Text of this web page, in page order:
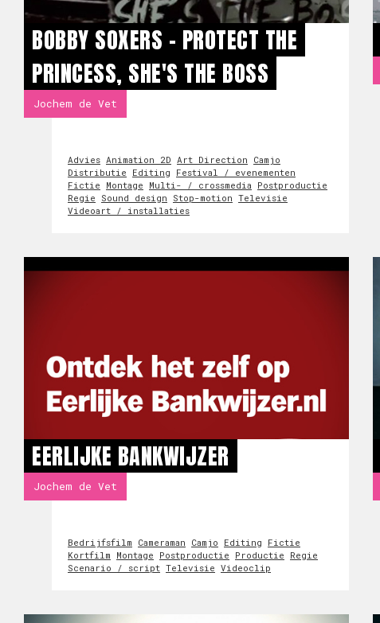
BOBBY SOXERS - PROTECT THE
PRINCESS, SHE'S THE BOSS
Jochem de Vet
Advies Animation 2D Art Direction Camjo
Distributie Editing Festival / evenementen
Fictie Montage Multi- / crossmedia Postproductie
Regie Sound design Stop-motion Televisie
Videoart / installaties
EERLIJKE BANKWIJZER
Jochem de Vet
Bedrijfsfilm Cameraman Camjo Editing Fictie
Kortfilm Montage Postproductie Productie Regie
Scenario / script Televisie Videoclip